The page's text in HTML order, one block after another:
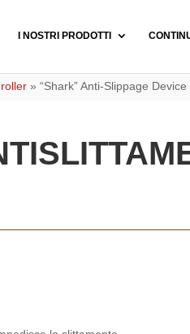
I NOSTRI PRODOTTI
» “Shark” Anti-Slippage Device